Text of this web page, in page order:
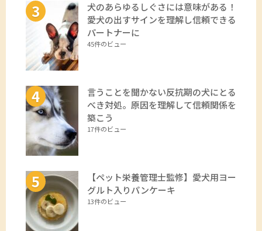
犬のあらゆるしぐさには意味がある！
愛犬の出すサインを理解し信頼できる
パートナーに
45件のビュー
言うことを聞かない反抗期の犬にとる
べき対処。原因を理解して信頼関係を
築こう
17件のビュー
【ペット栄養管理士監修】愛犬用ヨー
グルト入りパンケーキ
13件のビュー